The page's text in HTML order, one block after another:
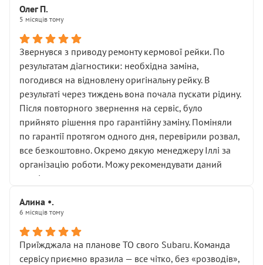
Олег П.
5 місяців тому
Звернувся з приводу ремонту кермової рейки. По
результатам діагностики: необхідна заміна,
погодився на відновлену оригінальну рейку. В
результаті через тиждень вона почала пускати рідину.
Після повторного звернення на сервіс, було
прийнято рішення про гарантійну заміну. Поміняли
по гарантії протягом одного дня, перевірили розвал,
все безкоштовно. Окремо дякую менеджеру Іллі за
організацію роботи. Можу рекомендувати даний
сервіс.
Алина •.
6 місяців тому
Приїжджала на планове ТО свого Subaru. Команда
сервісу приємно вразила — все чітко, без «розводів»,